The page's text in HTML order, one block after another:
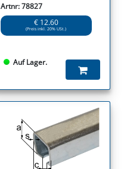
Artnr: 78827
€ 12.60
(Preis inkl. 20% USt.)
Auf Lager.